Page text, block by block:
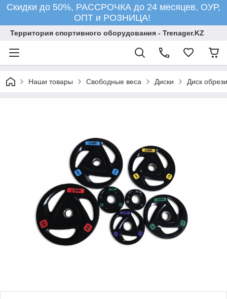
Скидки до 50%, РАССРОЧКА до 24 месяцев, ОУР,
ОПТ и РОЗНИЦА!
Территория спортивного оборудования - Trenager.KZ
Наши товары Свободные веса Диски Диск